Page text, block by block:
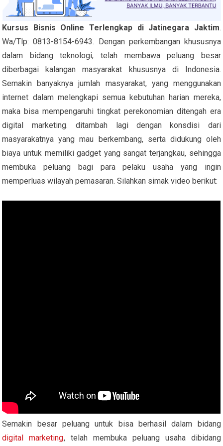
Kursus Bisnis Online Terlengkap di Jatinegara Jaktim.
Wa/Tlp: 0813-8154-6943. Dengan perkembangan khususnya
dalam bidang teknologi, telah membawa peluang besar
diberbagai kalangan masyarakat khususnya di Indonesia.
Semakin banyaknya jumlah masyarakat, yang menggunakan
internet dalam melengkapi semua kebutuhan harian mereka,
maka bisa mempengaruhi tingkat perekonomian ditengah era
digital marketing. ditambah lagi dengan konsdisi dari
masyarakatnya yang mau berkembang, serta didukung oleh
biaya untuk memiliki gadget yang sangat terjangkau, sehingga
membuka peluang bagi para pelaku usaha yang ingin
memperluas wilayah pemasaran. Silahkan simak video berikut:
Semakin besar peluang untuk bisa berhasil dalam bidang
digital marketing, telah membuka peluang usaha dibidang